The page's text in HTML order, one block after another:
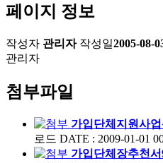
페이지 정보
작성자 관리자 작성일2005-08-
관리자
첨부파일
가입단체지원사
로드 DATE : 2009-01-01
가입단체장추천